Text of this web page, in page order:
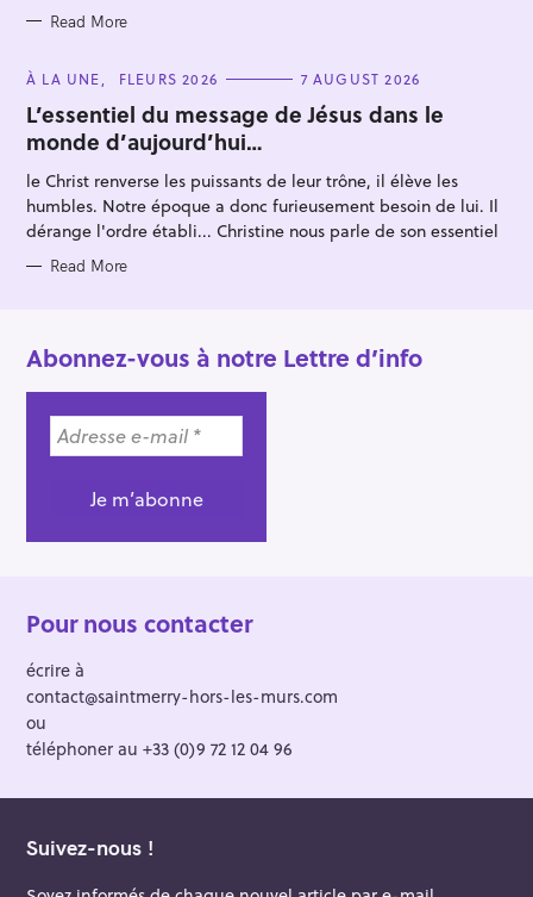
Read More
C
T
E
G
O
R
I
E
S
À LA UNE FLEURS 2026 7 AUGUST 2026
L’essentiel du message de Jésus dans le
monde d’aujourd’hui…
le Christ renverse les puissants de leur trône, il élève les
humbles. Notre époque a donc furieusement besoin de lui. Il
dérange l'ordre établi... Christine nous parle de son essentiel
Read More
Abonnez-vous à notre Lettre d’info
Pour nous contacter
écrire à
contact@saintmerry-hors-les-murs.com
ou
téléphoner au +33 (0)9 72 12 04 96
Suivez-nous !